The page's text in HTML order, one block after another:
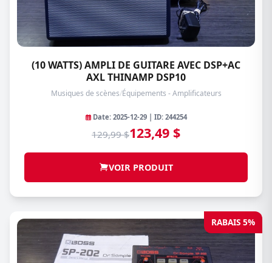
(10 WATTS) AMPLI DE GUITARE AVEC DSP+AC
AXL THINAMP DSP10
Musiques de scènes/Équipements - Amplificateurs
Date: 2025-12-29 | ID: 244254
129,99 $123,49 $
VOIR PRODUIT
RABAIS 5%